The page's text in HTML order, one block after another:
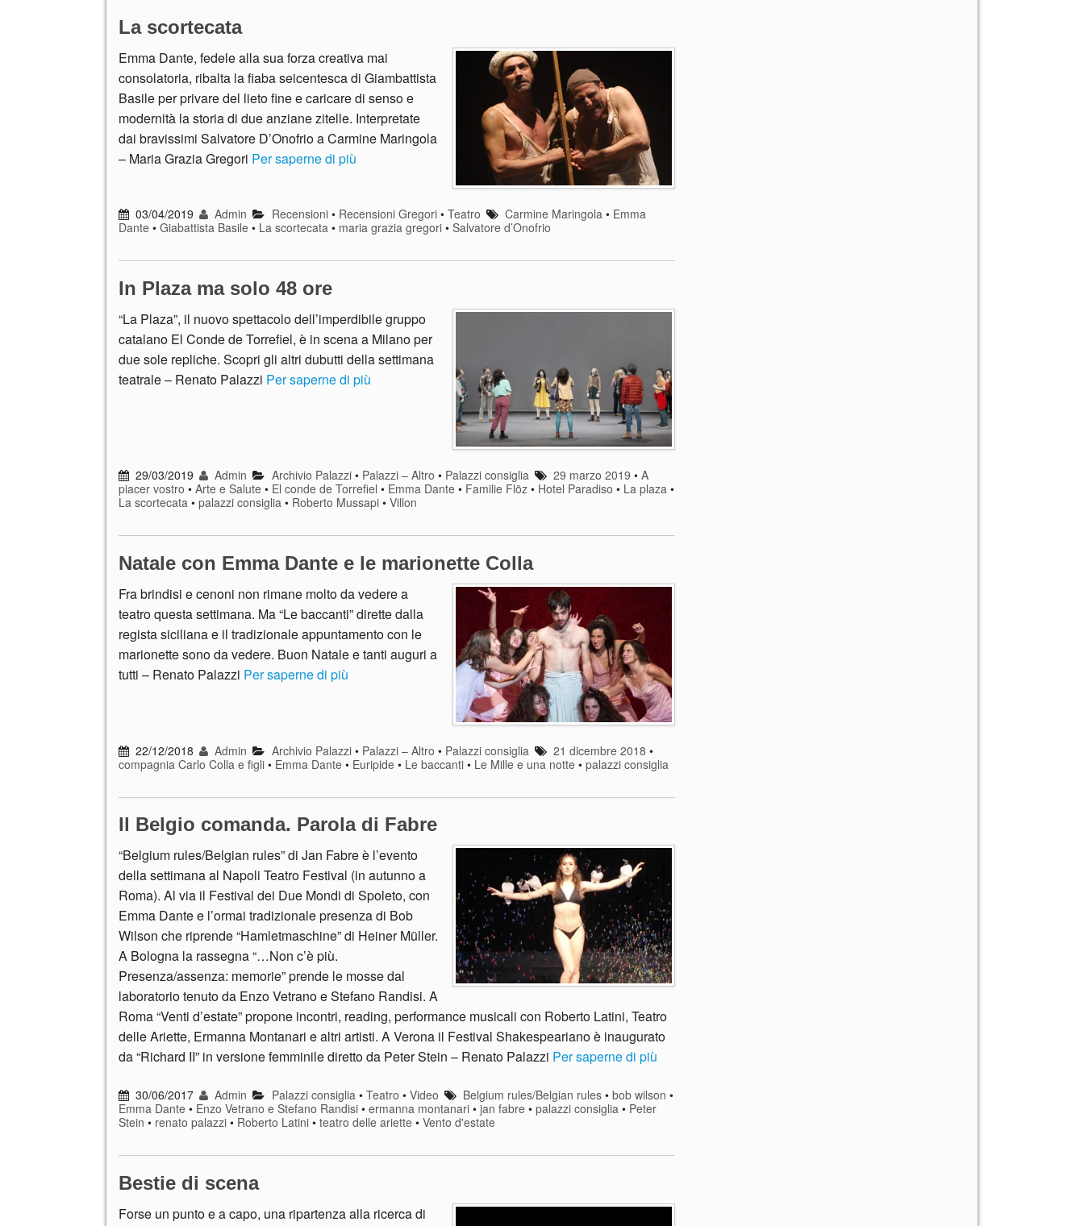
La scortecata
Emma Dante, fedele alla sua forza creativa mai
consolatoria, ribalta la fiaba seicentesca di Giambattista
Basile per privare del lieto fine e caricare di senso e
modernità la storia di due anziane zitelle. Interpretate
dai bravissimi Salvatore D’Onofrio a Carmine Maringola
– Maria Grazia Gregori Per saperne di più
03/04/2019 Admin Recensioni• Recensioni Gregori• Teatro Carmine Maringola• Emma
Dante • Giabattista Basile • La scortecata • maria grazia gregori • Salvatore d’Onofrio
In Plaza ma solo 48 ore
“La Plaza”, il nuovo spettacolo dell’imperdibile gruppo
catalano El Conde de Torrefiel, è in scena a Milano per
due sole repliche. Scopri gli altri dubutti della settimana
teatrale – Renato Palazzi Per saperne di più
29/03/2019 Admin Archivio Palazzi• Palazzi – Altro • Palazzi consiglia 29 marzo 2019 • A
piacer vostro • Arte e Salute • El conde de Torrefiel • Emma Dante • Familie Flöz • Hotel Paradiso • La plaza •
La scortecata • palazzi consiglia • Roberto Mussapi • Villon
Natale con Emma Dante e le marionette Colla
Fra brindisi e cenoni non rimane molto da vedere a
teatro questa settimana. Ma “Le baccanti” dirette dalla
regista siciliana e il tradizionale appuntamento con le
marionette sono da vedere. Buon Natale e tanti auguri a
tutti – Renato Palazzi Per saperne di più
22/12/2018 Admin Archivio Palazzi• Palazzi – Altro • Palazzi consiglia 21 dicembre 2018 •
compagnia Carlo Colla e figli • Emma Dante • Euripide • Le baccanti • Le Mille e una notte • palazzi consiglia
Il Belgio comanda. Parola di Fabre
“Belgium rules/Belgian rules” di Jan Fabre è l’evento
della settimana al Napoli Teatro Festival (in autunno a
Roma). Al via il Festival dei Due Mondi di Spoleto, con
Emma Dante e l’ormai tradizionale presenza di Bob
Wilson che riprende “Hamletmaschine” di Heiner Müller.
A Bologna la rassegna “…Non c’è più.
Presenza/assenza: memorie” prende le mosse dal
laboratorio tenuto da Enzo Vetrano e Stefano Randisi. A
Roma “Venti d’estate” propone incontri, reading, performance musicali con Roberto Latini, Teatro
delle Ariette, Ermanna Montanari e altri artisti. A Verona il Festival Shakespeariano è inaugurato
da “Richard II” in versione femminile diretto da Peter Stein – Renato Palazzi Per saperne di più
30/06/2017 Admin Palazzi consiglia• Teatro • Video Belgium rules/Belgian rules• bob wilson •
Emma Dante • Enzo Vetrano e Stefano Randisi • ermanna montanari • jan fabre • palazzi consiglia • Peter
Stein • renato palazzi • Roberto Latini • teatro delle ariette • Vento d'estate
Bestie di scena
Forse un punto e a capo, una ripartenza alla ricerca di